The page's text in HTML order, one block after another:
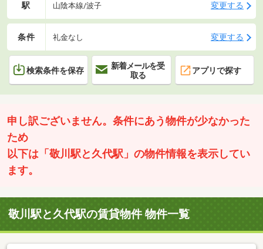
駅 山陰本線/波子 変更する
条件 礼金なし 変更する
検索条件を保存
新着メールを受
取る
アプリで探す
申し訳ございません。条件にあう物件が少なかった
ため
以下は「敬川駅と久代駅」の物件情報を表示してい
ます。
敬川駅と久代駅の賃貸物件 物件一覧